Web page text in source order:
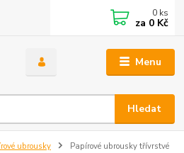
Menu
Hledat
0 ks
za 0 Kč
ubrousky
Papírové ubrousky třívrstvé